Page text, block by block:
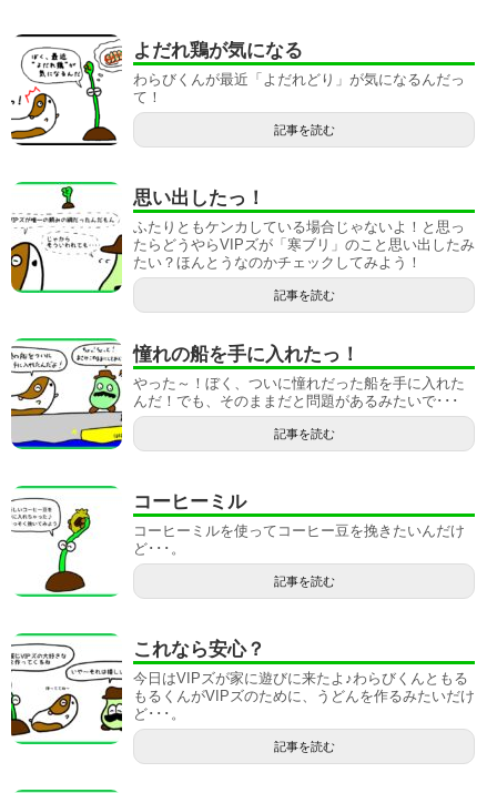
よだれ鶏が気になる
わらびくんが最近「よだれどり」が気になるんだっ
て！
記事を読む
思い出したっ！
ふたりともケンカしている場合じゃないよ！と思っ
たらどうやらVIPズが「寒ブリ」のこと思い出したみ
たい？ほんとうなのかチェックしてみよう！
記事を読む
憧れの船を手に入れたっ！
やった～！ぼく、ついに憧れだった船を手に入れた
んだ！でも、そのままだと問題があるみたいで･･･
記事を読む
コーヒーミル
コーヒーミルを使ってコーヒー豆を挽きたいんだけ
ど･･･。
記事を読む
これなら安心？
今日はVIPズが家に遊びに来たよ♪わらびくんともる
もるくんがVIPズのために、うどんを作るみたいだけ
ど･･･。
記事を読む